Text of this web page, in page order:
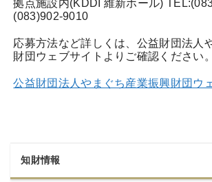
拠点施設内(KDDI 維新ホール)
(083)902-9010
応募方法など詳しくは、公益財団法人
財団ウェブサイトよりご確認ください。
公益財団法人やまぐち産業振興財団ウ
知財情報